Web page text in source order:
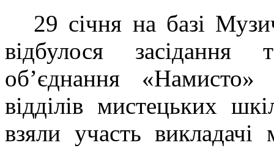
29 січня на базі
відбулося засідання
об’єднання «Намисто»
відділів мистецьких
взяли участь